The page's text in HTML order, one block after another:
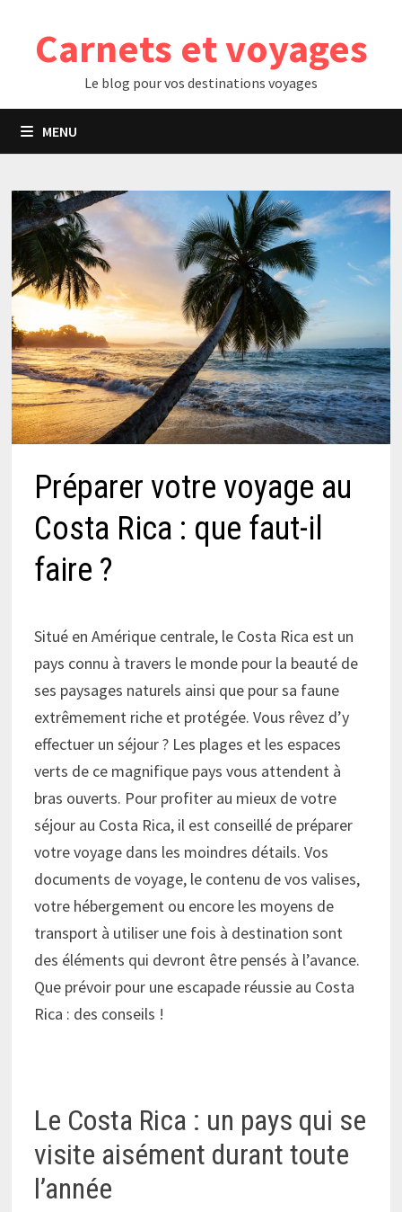
contenuCarnets et voyages
Le blog pour vos destinations voyages
MENU
Préparer votre voyage au
Costa Rica : que faut-il
faire ?
Situé en Amérique centrale, le Costa Rica est un
pays connu à travers le monde pour la beauté de
ses paysages naturels ainsi que pour sa faune
extrêmement riche et protégée. Vous rêvez d’y
effectuer un séjour ? Les plages et les espaces
verts de ce magnifique pays vous attendent à
bras ouverts. Pour profiter au mieux de votre
séjour au Costa Rica, il est conseillé de préparer
votre voyage dans les moindres détails. Vos
documents de voyage, le contenu de vos valises,
votre hébergement ou encore les moyens de
transport à utiliser une fois à destination sont
des éléments qui devront être pensés à l’avance.
Que prévoir pour une escapade réussie au Costa
Rica : des conseils !
Le Costa Rica : un pays qui se
visite aisément durant toute
l’année